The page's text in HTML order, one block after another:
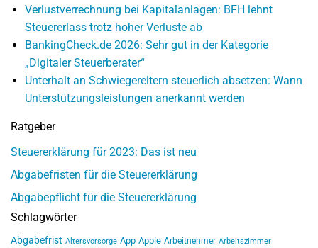
Verlustverrechnung bei Kapitalanlagen: BFH lehnt
Steuererlass trotz hoher Verluste ab
BankingCheck.de 2026: Sehr gut in der Kategorie
„Digitaler Steuerberater“
Unterhalt an Schwiegereltern steuerlich absetzen: Wann
Unterstützungsleistungen anerkannt werden
Ratgeber
Steuererklärung für 2023: Das ist neu
Abgabefristen für die Steuererklärung
Abgabepflicht für die Steuererklärung
Schlagwörter
Abgabefrist Altersvorsorge App Apple Arbeitnehmer Arbeitszimmer